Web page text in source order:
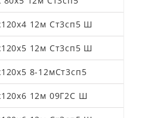
12м Ст3сп5 Ш
12м Ст3сп5 Ш
8-12мСт3сп5
12м 09Г2С Ш